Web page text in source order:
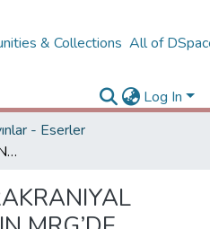
& Collections All of
Log In
- Eserler
İNTRAKRANIYAL MENINGIOMLARIN MRG’DE RADYOLOJIKÖZELLIKLERI: 136 OLGUNUN RETROSPEKTIF ANALIZI